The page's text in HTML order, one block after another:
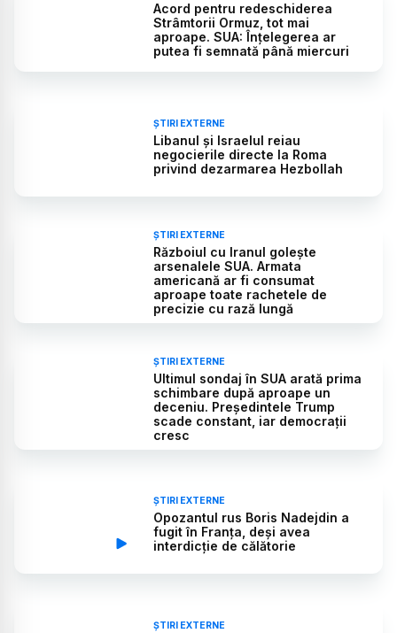
Acord pentru redeschiderea
Strâmtorii Ormuz, tot mai
aproape. SUA: Înțelegerea ar
putea fi semnată până miercuri
ȘTIRI EXTERNE
Libanul și Israelul reiau
negocierile directe la Roma
privind dezarmarea Hezbollah
ȘTIRI EXTERNE
Războiul cu Iranul golește
arsenalele SUA. Armata
americană ar fi consumat
aproape toate rachetele de
precizie cu rază lungă
ȘTIRI EXTERNE
Ultimul sondaj în SUA arată prima
schimbare după aproape un
deceniu. Președintele Trump
scade constant, iar democrații
cresc
ȘTIRI EXTERNE
Opozantul rus Boris Nadejdin a
fugit în Franța, deși avea
interdicție de călătorie
ȘTIRI EXTERNE